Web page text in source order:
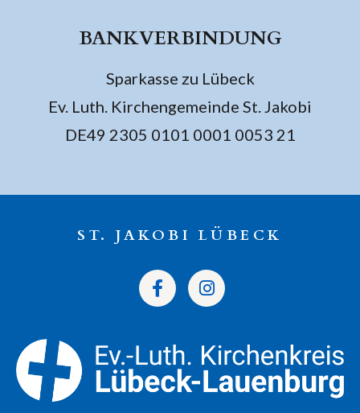
BANKVERBINDUNG
Sparkasse zu Lübeck
Ev. Luth. Kirchengemeinde St. Jakobi
DE49 2305 0101 0001 0053 21
ST. JAKOBI LÜBECK